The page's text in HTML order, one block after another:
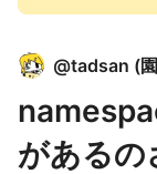
@tadsan (
があるの